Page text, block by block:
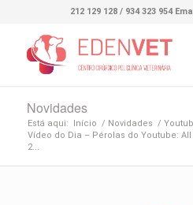
212 129 128 / 934 323 954
Novidades
Está aqui: Início / Novidades /
Vídeo do Dia – Pérolas do Youtube:
2...